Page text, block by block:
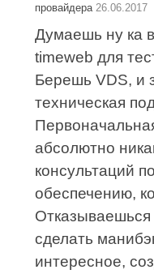
провайдера 26.06.2017
Думаешь ну ка
timeweb для
Берешь VDS, и
техническая
абсолютно
консультаций
обеспечению,
Отказываешься
сделать
интересное,